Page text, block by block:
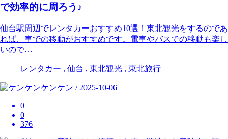
で効率的に周ろう♪
仙台駅周辺でレンタカーおすすめ10選！東北観光をするのであ
れば、車での移動がおすすめです。電車やバスでの移動も楽し
いので…
レンタカー , 仙台 , 東北観光 , 東北旅行
ケンケン / 2025-10-06
0
0
376